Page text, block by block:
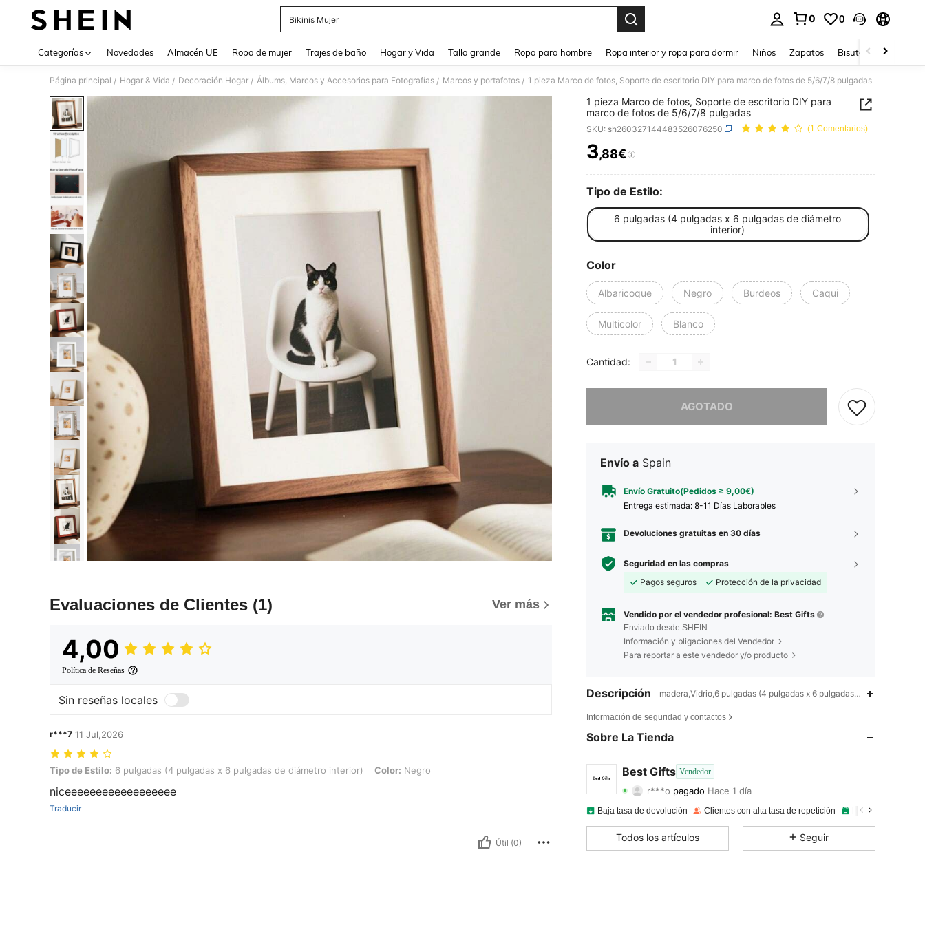
Bikinis Mujer
0 0
Categorías Novedades Almacén UE Ropa de mujer Trajes de baño Hogar y Vida Talla grande Ropa para hombre Ropa interior y ropa para dormir Niños Zapatos Bisutería Y
Página principal / Hogar & Vida / Decoración Hogar / Álbums, Marcos y Accesorios para Fotografías / Marcos y portafotos / 1 pieza Marco de fotos, Soporte de escritorio DIY para marco de fotos de 5/6/7/8 pulgadas
Evaluaciones de Clientes (1) Ver más
4,00
Política de Reseñas
Sin reseñas locales
r***7 11 Jul,2026
Tipo de Estilo: 6 pulgadas (4 pulgadas x 6 pulgadas de diámetro interior), Color: Negro
Tipo de Estilo: 6 pulgadas (4 pulgadas x 6 pulgadas de diámetro interior) Color: Negro
niceeeeeeeeeeeeeeeeee
Traducir
Útil (0)
1 pieza Marco de fotos, Soporte de escritorio DIY para
marco de fotos de 5/6/7/8 pulgadas
SKU: sh260327144483526076250 (1 Comentarios)
PRICE AND AVAILABILITY
3,88€
Tipo de Estilo:
6 pulgadas (4 pulgadas x 6 pulgadas de diámetro
interior)
Color
Albaricoque Negro Burdeos Caqui
Multicolor Blanco
Cantidad:
AGOTADO
Envío a Spain
Envío Gratuito(Pedidos ≥ 9,00€)
Entrega estimada: 8-11 Días Laborables
Devoluciones gratuitas en 30 días
Seguridad en las compras
Pagos seguros
Protección de la privacidad
Vendido por el vendedor profesional: Best Gifts
Enviado desde SHEIN
Información y bligaciones del Vendedor
Para reportar a este vendedor y/o producto
Descripción madera,Vidrio,6 pulgadas (4 pulgadas x 6 pulgadas de diámetro
Información de seguridad y contactos
Sobre La Tienda
Best Gifts Vendedor
4,89
4,89 4
pagadoHace 1 día
t***4 seguido haceHace 1 día
4,89
Baja tasa de devolución Clientes con alta tasa de repetición Establecido hace
Todos los artículos Seguir